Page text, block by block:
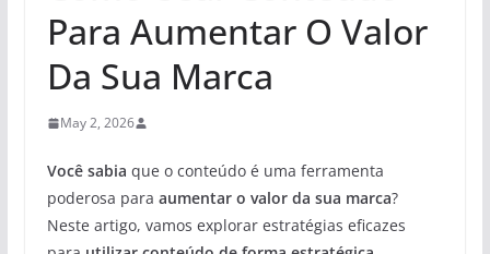
Para Aumentar O Valor
Da Sua Marca
May 2, 2026
Você sabia que o conteúdo é uma ferramenta
poderosa para aumentar o valor da sua marca?
Neste artigo, vamos explorar estratégias eficazes